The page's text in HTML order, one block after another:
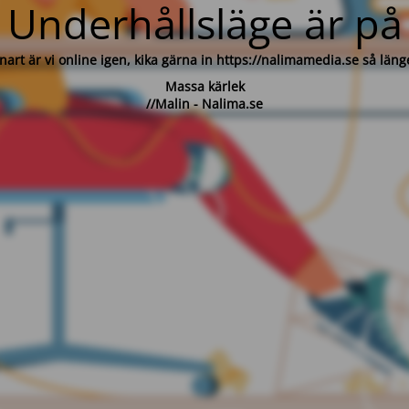
Underhållsläge är på
är vi online igen, kika gärna in https://nalimamedia.se så
Massa kärlek
//Malin - Nalima.se